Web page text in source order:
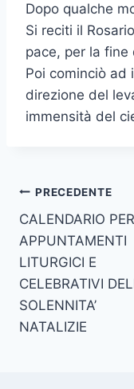
Dopo qualche
Si reciti il
pace, per la fine
Poi cominciò ad
direzione del
immensità del
PRECEDENTE
CALENDARIO
APPUNTAMENTI
LITURGICI E
CELEBRATIVI
SOLENNITA’
NATALIZIE